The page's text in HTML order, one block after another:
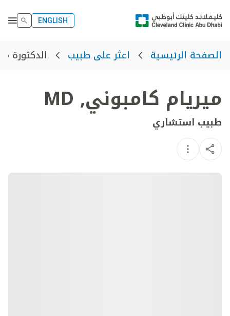
ENGLISH
الصفحة الرئيسية اعثر على طبيب الدكتورة
ميريام كامبوني,
MD
طبيب استشاري